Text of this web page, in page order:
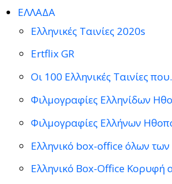
ΕΛΛΑΔΑ
Ελληνικές Ταινίες 2020s
Ertflix GR
Οι 100 Ελληνικές Ταινίες
Φιλμογραφίες Ελληνίδων
Φιλμογραφίες Ελλήνων
Ελληνικό box-office όλων
Ελληνικό Box-Office Κορυφή